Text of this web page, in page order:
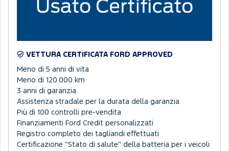
VETTURA CERTIFICATA FORD APPROVED
Meno di 5 anni di vita
Meno di 120.000 km
3 anni di garanzia
Assistenza stradale per la durata della garanzia
Più di 100 controlli pre-vendita
Finanziamenti Ford Credit personalizzati
Registro completo dei tagliandi effettuati
Certificazione “Stato di salute” della batteria per i veicoli